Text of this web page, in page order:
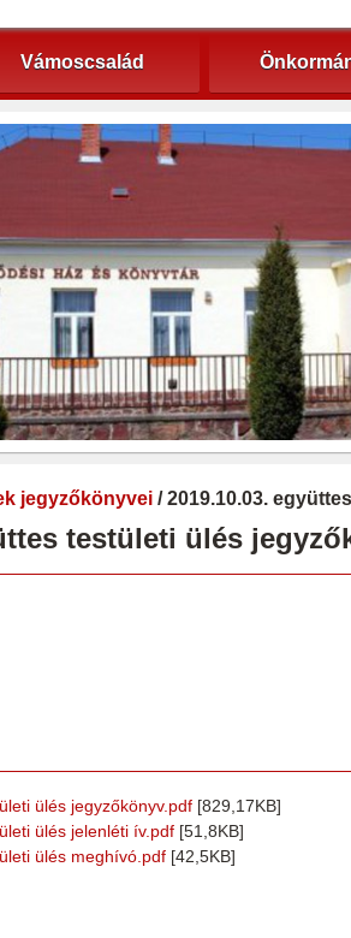
Vámoscsalád
jegyzőkönyvei / 2019.10.03.
testületi ülés
ülés jegyzőkönyv.pdf [829,17KB]
ülés jelenléti ív.pdf [51,8KB]
ülés meghívó.pdf [42,5KB]